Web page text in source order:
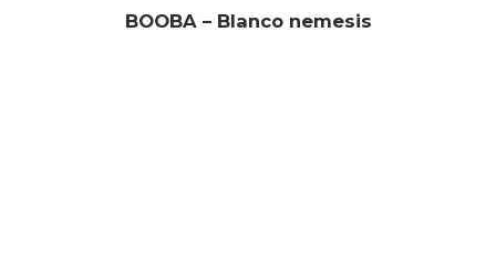
BOOBA – Blanco nemesis